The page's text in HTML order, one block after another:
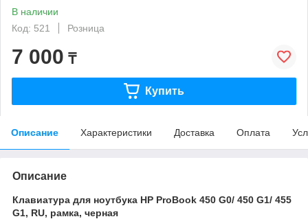
В наличии
Код: 521
Розница
7 000 ₸
Купить
Описание Характеристики Доставка Оплата
Описание
Клавиатура для ноутбука HP ProBook 450 G0/ 450 G1/ 455
G1, RU, рамка, черная